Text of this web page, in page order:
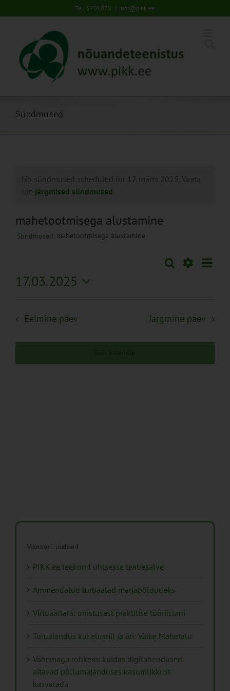
to
Tel: 5201078 | info@pikk.ee
Sündmused
No sündmused scheduled for 17. märts 2025. Vaata
üle järgmised sündmused
mahetootmisega alustamine
Sündmused mahetootmisega alustamine
Sündmused
Navigation
Otsi Päev
17.03.2025
Eelmine päev Järgmine päev
Viimased uudised
PIKK.ee teekond ühtsesse teabesalve
Ammendatud turbaalad marjapõldudeks
Virtuaaltara: unistusest praktilise tööriistani
Turuaiandus kui elustiil ja äri: Väike Mahetalu
Vähemaga rohkem: kuidas digilahendused
aitavad põllumajanduses kasumlikkust
kasvatada